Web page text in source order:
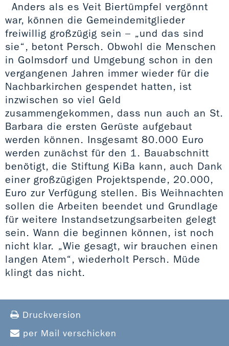
Anders als es Veit Biertümpfel vergönnt
war, können die Gemeindemitglieder
freiwillig großzügig sein – „und das sind
sie“, betont Persch. Obwohl die Menschen
in Golmsdorf und Umgebung schon in den
vergangenen Jahren immer wieder für die
Nachbarkirchen gespendet hatten, ist
inzwischen so viel Geld
zusammengekommen, dass nun auch an St.
Barbara die ersten Gerüste aufgebaut
werden können. Insgesamt 80.000 Euro
werden zunächst für den 1. Bauabschnitt
benötigt, die Stiftung KiBa kann, auch Dank
einer großzügigen Projektspende, 20.000,
Euro zur Verfügung stellen. Bis Weihnachten
sollen die Arbeiten beendet und Grundlage
für weitere Instandsetzungsarbeiten gelegt
sein. Wann die beginnen können, ist noch
nicht klar. „Wie gesagt, wir brauchen einen
langen Atem“, wiederholt Persch. Müde
klingt das nicht.
Druckversion
per Mail verschicken